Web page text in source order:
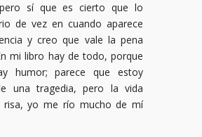
sí que es cierto que lo
de vez en cuando aparece
y creo que vale la pena
mi libro hay de todo, porque
humor; parece que estoy
una tragedia, pero la vida
risa, yo me río mucho de mí